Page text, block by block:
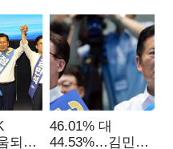
되는
46.01% 대
44.53%…김민석·